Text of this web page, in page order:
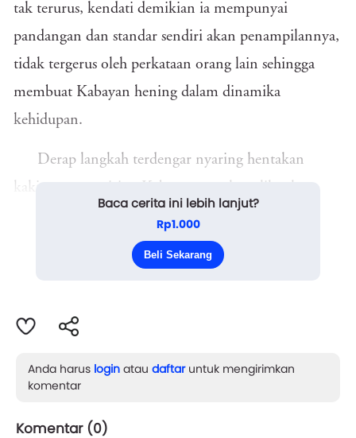
tak terurus, kendati demikian ia mempunyai
pandangan dan standar sendiri akan penampilannya,
tidak tergerus oleh perkataan orang lain sehingga
membuat Kabayan hening dalam dinamika
kehidupan.
Derap langkah terdengar nyaring hentakan
samping saung nya itu, dilihatnya seorang pria paruh
baya tengah menopang karung yang sangat besar di
pundaknya, gemetar kedua lutut menapak ...
Baca cerita ini lebih lanjut?
Rp1.000
Beli Sekarang
Anda harus login atau daftaruntuk mengirimkan
komentar
Komentar (0)